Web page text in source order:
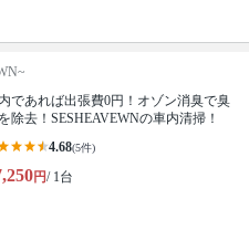
であれば出張費0円！オゾン消臭で臭
除去！SESHEAVEWNの車内清掃！
4.68(5件)
円/ 1台